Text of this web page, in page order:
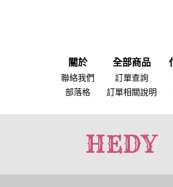
關於
聯絡我們
部落格
全部商品
訂單查詢
訂單相關說明
HEDY